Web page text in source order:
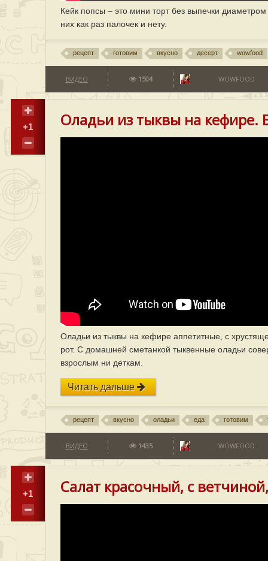
Кейк попсы – это мини торт без выпечки
них как раз палочек и нету.
рецепт готовим вкусно десерт wowfood
ВИДЕО 1504 WOWFOOD
+1 Оладьи из тыквы на кефире.
Оладьи из тыквы на кефире аппетитные, с
рот. С домашней сметанкой тыквенные оладьи
взрослым ни деткам.
Читать дальше
рецепт вкусно оладьи еда готовим
ВИДЕО 1435 WOWFOOD
+1 Салат красочный, с